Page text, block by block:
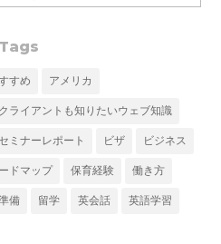
Tags
すめ アメリカ
クライアントも知りたいウェブ知識
セミナーレポート ビザ ビジネス
ドマップ 保育経験 働き方
備 留学 英会話 英語学習